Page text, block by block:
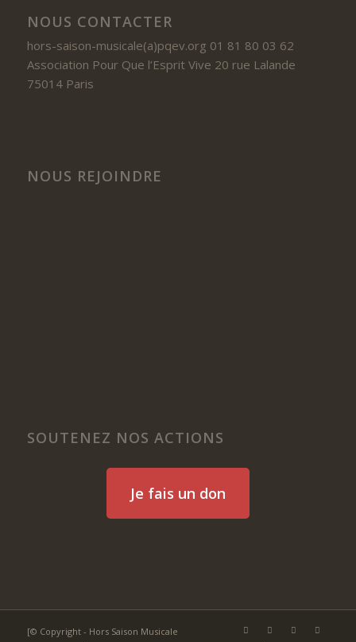
NOUS CONTACTER
hors-saison-musicale(a)pqev.org 01 81 80 03 62
Association Pour Que l’Esprit Vive 20 rue Lalande
75014 Paris
NOUS REJOINDRE
SOUTENEZ NOS ACTIONS
Je fais un don
[© Copyright - Hors Saison Musicale